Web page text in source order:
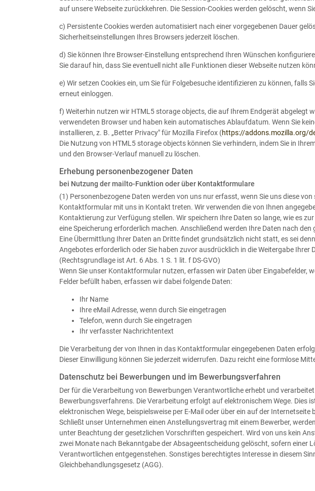
auf unsere Webseite zurückkehren. Die Session-Cookies werden gelöscht, wenn
c) Persistente Cookies werden automatisiert nach einer vorgegebenen Dauer
Sicherheitseinstellungen Ihres Browsers jederzeit löschen.
d) Sie können Ihre Browser-Einstellung entsprechend Ihren Wünschen
Sie darauf hin, dass Sie eventuell nicht alle Funktionen dieser Webseite nutzen
e) Wir setzen Cookies ein, um Sie für Folgebesuche identifizieren zu können,
erneut einloggen.
f) Weiterhin nutzen wir HTML5 storage objects, die auf Ihrem Endgerät abgelegt
verwendeten Browser und haben kein automatisches Ablaufdatum. Wenn Sie
installieren, z. B. „Better Privacy" für Mozilla Firefox (https://addons.mozilla.org/
Die Nutzung von HTML5 storage objects können Sie verhindern, indem Sie in
und den Browser-Verlauf manuell zu löschen.
Erhebung personenbezogener Daten
bei Nutzung der mailto-Funktion oder über Kontaktformulare
(1) Personenbezogene Daten werden von uns nur erfasst, wenn Sie uns diese
Kontaktformular mit uns in Kontakt treten. Wir verwenden die von Ihnen
Kontaktierung zur Verfügung stellen. Wir speichern Ihre Daten so lange, wie es
eine Speicherung erforderlich machen. Anschließend werden Ihre Daten nach
Eine Übermittlung Ihrer Daten an Dritte findet grundsätzlich nicht statt, es sei
Angebotes erforderlich oder Sie haben zuvor ausdrücklich in die Weitergabe Ihrer
(Rechtsgrundlage ist Art. 6 Abs. 1 S. 1 lit. f DS-GVO)
Wenn Sie unser Kontaktformular nutzen, erfassen wir Daten über Eingabefelder,
Felder befüllt haben, erfassen wir dabei folgende Daten:
Ihr Name
Ihre eMail Adresse, wenn durch Sie eingetragen
Telefon, wenn durch Sie eingetragen
Ihr verfasster Nachrichtentext
Die Verarbeitung der von Ihnen in das Kontaktformular eingegebenen Daten
Dieser Einwilligung können Sie jederzeit widerrufen. Dazu reicht eine formlose
Datenschutz bei Bewerbungen und im Bewerbungsverfahren
Der für die Verarbeitung von Bewerbungen Verantwortliche erhebt und
Bewerbungsverfahrens. Die Verarbeitung erfolgt auf elektronischem Wege. Dies
elektronischen Wege, beispielsweise per E-Mail oder über ein auf der
Schließt unser Unternehmen einen Anstellungsvertrag mit einem Bewerber,
unter Beachtung der gesetzlichen Vorschriften gespeichert. Wird von uns kein
zwei Monate nach Bekanntgabe der Absageentscheidung gelöscht, sofern einer
Verantwortlichen entgegenstehen. Sonstiges berechtigtes Interesse in diesem
Gleichbehandlungsgesetz (AGG).